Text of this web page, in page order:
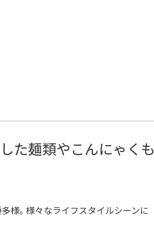
た麺類やこんにゃくも
様。様々なライフスタイルシーンに